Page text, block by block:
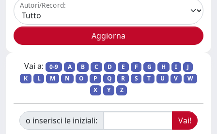
Autori/Record:
Vai a: 0-9 A B C D E F G H I
J
K
L M N O P Q R S T U V
W
X
Y Z
o inserisci le iniziali: